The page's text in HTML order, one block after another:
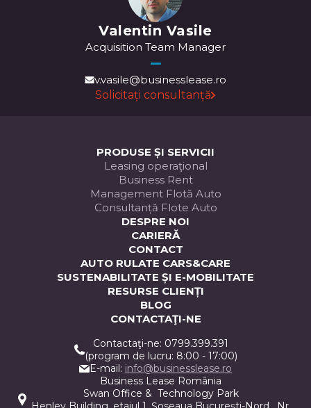
Valentin Vasile
Acquisition Team Manager
v.vasile@businesslease.ro
Solicitați consultanță
PRODUSE ȘI SERVICII
Leasing operaţional
Business Rent
Management Flotă Auto
Consultanță Flote Auto
DESPRE NOI
CARIERĂ
CONTACT
AUTO RULATE CARS&CARE
SUSTENABILITATE ȘI E-MOBILITATE
RESURSE CLIENȚI
BLOG
CONTACTAŢI-NE
Contactaţi-ne: 0799.399.391
(program de lucru: 8:00 - 17:00)
E-mail: info@businesslease.ro
Business Lease România
Swan Office & Technology Park